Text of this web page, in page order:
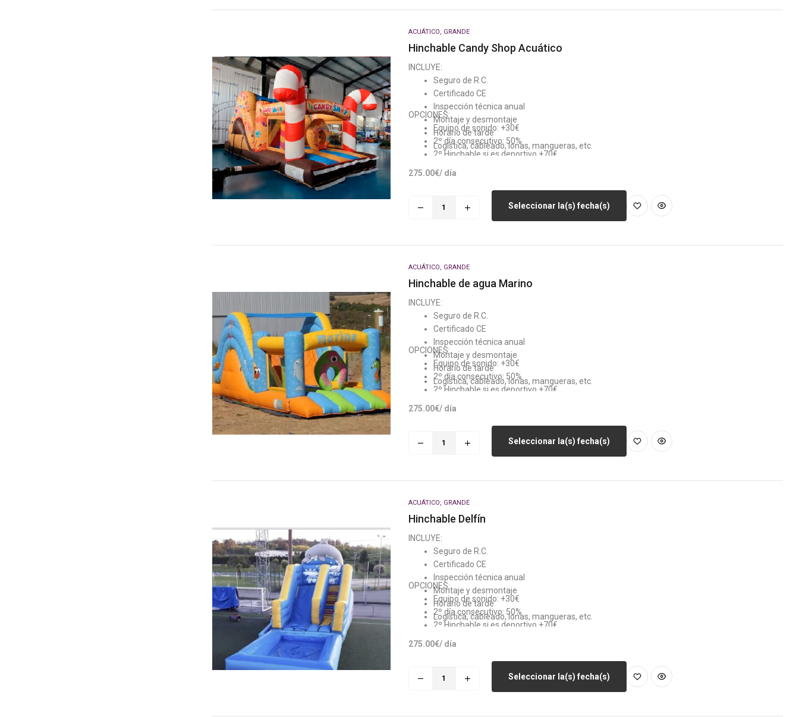
ACUÁTICO, GRANDE
Hinchable Candy Shop Acuático
INCLUYE:
Seguro de R.C.
Certificado CE
Inspección técnica anual
Montaje y desmontaje
Horario de tarde
Logística, cableado, lonas, mangueras, etc.
OPCIONES:
Equipo de sonido: +30€
2º día consecutivo: 50%
2º Hinchable si es deportivo +70€
275.00€/ día
Seleccionar la(s) fecha(s)
ACUÁTICO, GRANDE
Hinchable de agua Marino
INCLUYE:
Seguro de R.C.
Certificado CE
Inspección técnica anual
Montaje y desmontaje
Horario de tarde
Logística, cableado, lonas, mangueras, etc.
OPCIONES:
Equipo de sonido: +30€
2º día consecutivo: 50%
2º Hinchable si es deportivo +70€
275.00€/ día
Seleccionar la(s) fecha(s)
ACUÁTICO, GRANDE
Hinchable Delfín
INCLUYE:
Seguro de R.C.
Certificado CE
Inspección técnica anual
Montaje y desmontaje
Horario de tarde
Logística, cableado, lonas, mangueras, etc.
OPCIONES:
Equipo de sonido: +30€
2º día consecutivo: 50%
2º Hinchable si es deportivo +70€
275.00€/ día
Seleccionar la(s) fecha(s)